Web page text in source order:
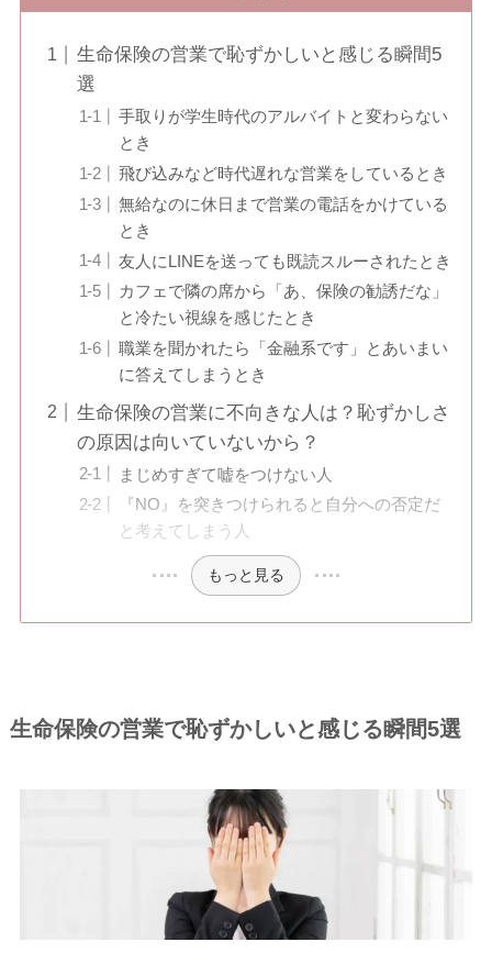
生命保険の営業で恥ずかしいと感じる瞬間5
選
手取りが学生時代のアルバイトと変わらない
とき
飛び込みなど時代遅れな営業をしているとき
無給なのに休日まで営業の電話をかけている
とき
友人にLINEを送っても既読スルーされたとき
カフェで隣の席から「あ、保険の勧誘だな」
と冷たい視線を感じたとき
職業を聞かれたら「金融系です」とあいまい
に答えてしまうとき
生命保険の営業に不向きな人は？恥ずかしさ
の原因は向いていないから？
まじめすぎて嘘をつけない人
『NO』を突きつけられると自分への否定だ
と考えてしまう人
もっと見る
生命保険の営業で恥ずかしいと感じる瞬間5選